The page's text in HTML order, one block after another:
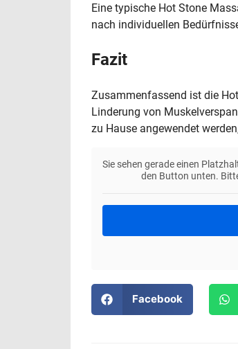
Eine typische Hot Stone
nach individuellen
Fazit
Zusammenfassend ist die
Linderung von
zu Hause angewendet
Sie sehen gerade einen
den Button unten.
Facebook